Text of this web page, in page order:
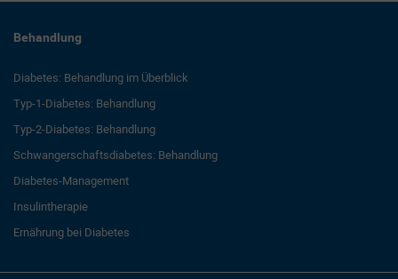
Behandlung
Diabetes: Behandlung im Überblick
Typ-1-Diabetes: Behandlung
Typ-2-Diabetes: Behandlung
Schwangerschaftsdiabetes: Behandlung
Diabetes-Management
Insulintherapie
Ernährung bei Diabetes